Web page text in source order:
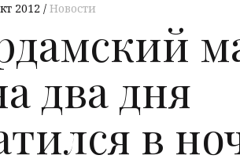
2012 Новости
два дня
в